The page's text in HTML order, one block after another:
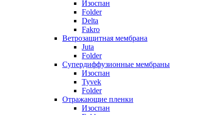
Изоспан
Folder
Delta
Fakro
Ветрозащитная мембрана
Juta
Folder
Супердиффузионные мембраны
Изоспан
Tyvek
Folder
Отражающие пленки
Изоспан